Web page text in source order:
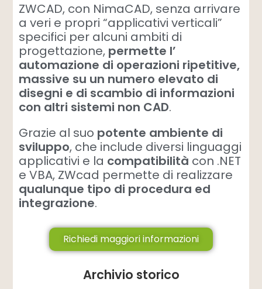
ZWCAD, con NimaCAD, senza arrivare
a veri e propri “applicativi verticali”
specifici per alcuni ambiti di
progettazione, permette l’
automazione di operazioni ripetitive,
massive su un numero elevato di
disegni e di scambio di informazioni
con altri sistemi non CAD.
Grazie al suo potente ambiente di
sviluppo, che include diversi linguaggi
applicativi e la compatibilità con .NET
e VBA, ZWcad permette di realizzare
qualunque tipo di procedura ed
integrazione.
Richiedi maggiori informazioni
Archivio storico